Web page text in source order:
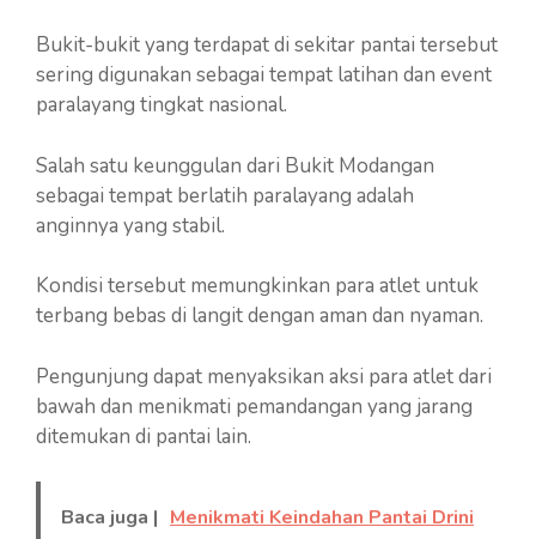
Bukit-bukit yang terdapat di sekitar pantai tersebut
sering digunakan sebagai tempat latihan dan event
paralayang tingkat nasional.
Salah satu keunggulan dari Bukit Modangan
sebagai tempat berlatih paralayang adalah
anginnya yang stabil.
Kondisi tersebut memungkinkan para atlet untuk
terbang bebas di langit dengan aman dan nyaman.
Pengunjung dapat menyaksikan aksi para atlet dari
bawah dan menikmati pemandangan yang jarang
ditemukan di pantai lain.
Baca juga | Menikmati Keindahan Pantai Drini